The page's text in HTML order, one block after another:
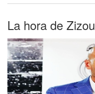
La hora de Zizou